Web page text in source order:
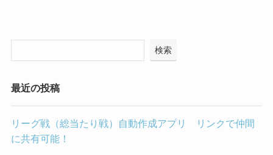
検索
最近の投稿
リーグ戦（総当たり戦）自動作成アプリ リンクで仲間
に共有可能！